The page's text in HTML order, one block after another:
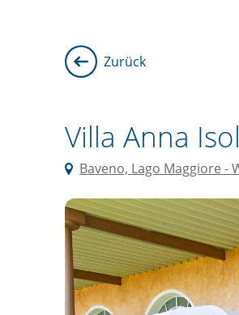
Zurück
Villa Anna
Baveno, Lago Maggiore -